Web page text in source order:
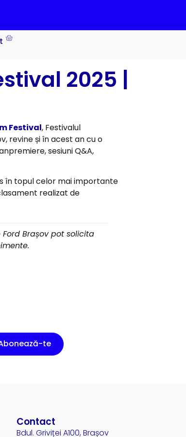
2025 |
Festival, Festivalul
revine și în acest an cu o
sesiuni Q&A,
în topul celor mai importante
realizat de
Brașov pot solicita
te
Contact
Bdul. Griviței A100, Brașov